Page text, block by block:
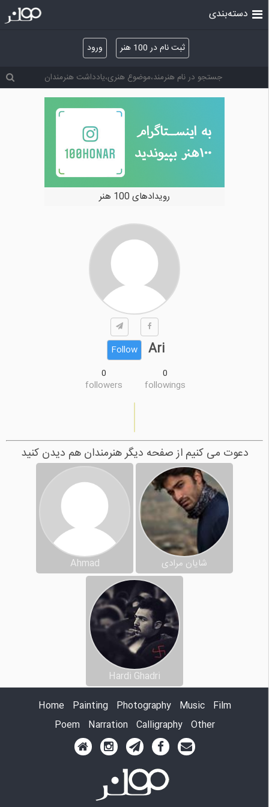
ثبت نام در 100 هنر ورود
دسته‌بندی
رویدادهای 100 هنر
Ari
Follow
0
followings
0
followers
دعوت می کنیم از صفحه دیگر هنرمندان هم دیدن کنید
شایان مرادی Ahmad
Hardi Ghadri
Home
Painting Photography Music
Film
Poem
Narration Calligraphy Other